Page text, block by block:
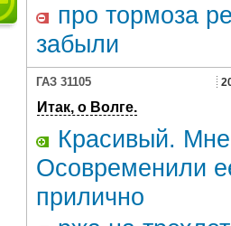
про тормоза
забыли
ГАЗ 31105
Итак, о Волге.
Красивый. Мне
Осовременили
прилично